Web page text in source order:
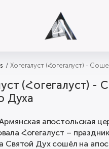
Хогегалуст (Հогегалуст) -
(Հогегалуст) -
Духа
апостольская
Հогегалуст –
Святой Дух сошёл на